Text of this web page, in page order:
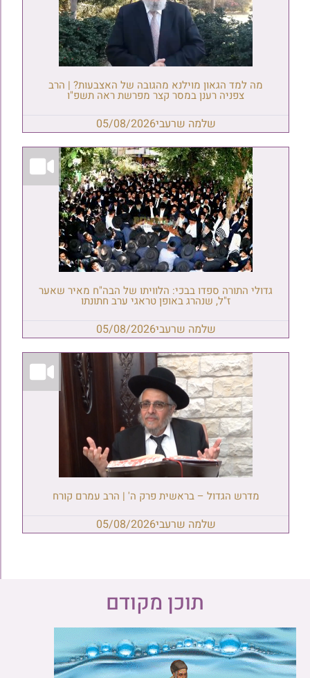
מה למד הגאון מוילנא מהגובה של האצבעות? | הרב
צפניה רענן במסר קצר מפרשת ראה תשפ"ו
שלמה שרעבי05/08/2026
גדולי התורה ספדו בבכי: הלוויתו של הבה"ח מאיר שאער
ז"ל, שנהרג באופן טראגי ערב חתונתו
שלמה שרעבי05/08/2026
מדרש הגדול – בראשית פרק ה' | הרב עמרם קורח
שלמה שרעבי05/08/2026
תוכן מקודם